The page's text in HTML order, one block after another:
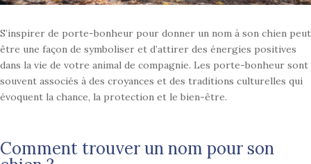
S’inspirer de porte-bonheur pour donner un nom à son chien peut
être une façon de symboliser et d’attirer des énergies positives
dans la vie de votre animal de compagnie. Les porte-bonheur sont
souvent associés à des croyances et des traditions culturelles qui
évoquent la chance, la protection et le bien-être.
Comment trouver un nom pour son